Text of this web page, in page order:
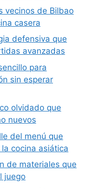
vecinos de Bilbao
casera
defensiva que
avanzadas
para
sin esperar
olvidado que
nuevos
del menú que
cocina asiática
de materiales que
juego